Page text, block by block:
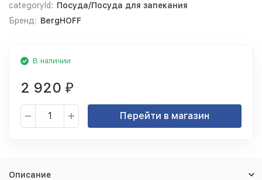
categoryId: Посуда/Посуда для запекания
Бренд: BergHOFF
В наличии
2 920 ₽
Перейти в магазин
Описание